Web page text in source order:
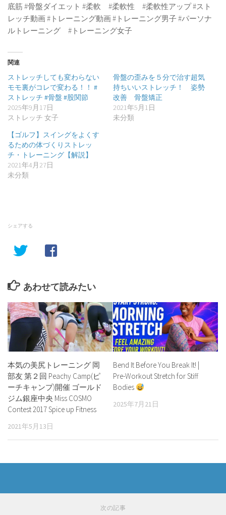
底筋 #骨盤ダイエット #柔軟 #柔軟性 #柔軟性アップ #スト
レッチ動画 #トレーニング動画 #トレーニング男子 #パーソナ
ルトレーニング #トレーニング女子
関連
ストレッチしても変わらない
モモ裏がコレで変わる！！ #
ストレッチ #骨盤 #股関節
2025年9月17日
ストレッチ 女子
骨盤の歪みを５分で治す超気
持ちいいストレッチ！ 姿勢
改善 骨盤矯正
2021年5月1日
未分類
【ゴルフ】スイングをよくす
るための体づくりストレッ
チ・トレーニング【解説】
2021年4月27日
未分類
シェアする
あわせて読みたい
本気の美尻トレーニング 岡
部友 第２回 Peachy Camp(ピ
ーチキャンプ)開催 ゴールド
ジム銀座中央 Miss COSMO
Contest 2017 Spice up Fitness
2021年5月13日
Bend It Before You Break It! |
Pre-Workout Stretch for Stiff
Bodies
2025年7月21日
次の記事